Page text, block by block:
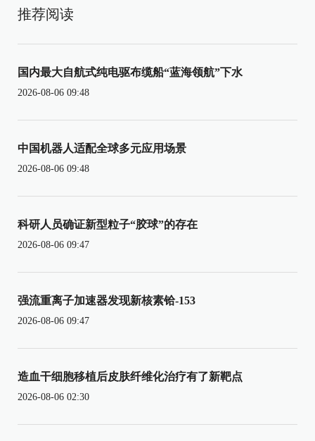
推荐阅读
国内最大自航式纯电驱布缆船“蓝海领航”下水
2026-08-06 09:48
中国机器人适配全球多元应用场景
2026-08-06 09:48
科研人员确证新型粒子“胶球”的存在
2026-08-06 09:47
强流重离子加速器发现新核素铪-153
2026-08-06 09:47
造血干细胞移植后皮肤纤维化治疗有了新靶点
2026-08-06 02:30